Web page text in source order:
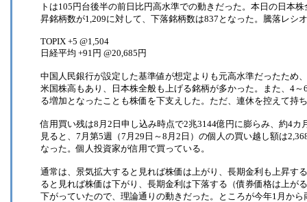
トは105円台後半の前日比円高水準での動きだった。本日の日本
昇銘柄数が1,209に対して、下落銘柄数は837となった。騰落レシ
TOPIX +5 @1,504
日経平均 +91円 @20,685円
中国人民銀行が設定した基準値が想定よりも元高水準だったため
米国株高もあり、日本株全般も上げる銘柄が多かった。また、4
る増加となったことも株価を下支えした。ただ、連休を控えて持
信用買い残は8月2日申し込み時点で2兆3144億円に膨らみ、約4
見ると、7月第5週（7月29日～8月2日）の個人の買い越し額は
なった。個人投資家が信用で買っている。
通常は、景気拡大すると見れば株価は上がり、長期金利も上昇す
ると見れば株価は下がり、長期金利は下落する（債券価格は上が
下がっていたので、理論通りの動きだった。ところが今年1月か